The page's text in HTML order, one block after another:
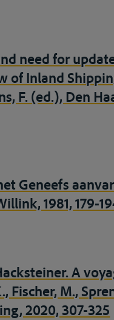
need for
of Inland
F. (ed.), Den
Geneefs
1981, 179-
A
Fischer, M.,
2020, 307-325